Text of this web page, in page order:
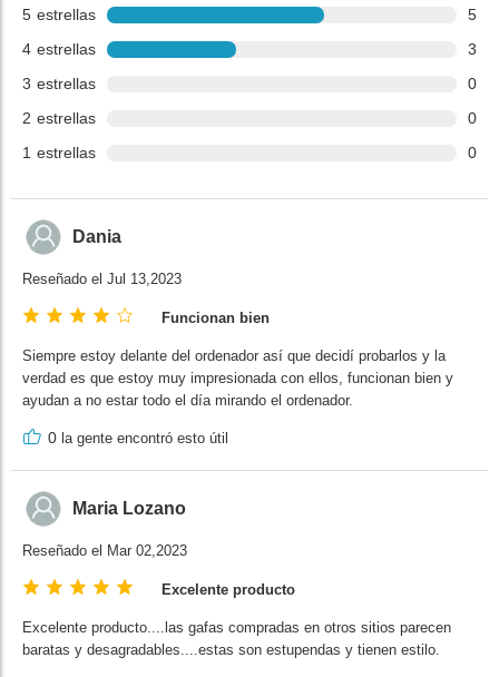
5 estrellas
5
4 estrellas
3
3 estrellas
0
2 estrellas
0
1 estrellas 0
Dania
Reseñado el Jul 13,2023
Funcionan bien
Siempre estoy delante del ordenador así que decidí probarlos y la
verdad es que estoy muy impresionada con ellos, funcionan bien y
ayudan a no estar todo el día mirando el ordenador.
0 la gente encontró esto útil
Maria Lozano
Reseñado el Mar 02,2023
Excelente producto
Excelente producto....las gafas compradas en otros sitios parecen
baratas y desagradables....estas son estupendas y tienen estilo.